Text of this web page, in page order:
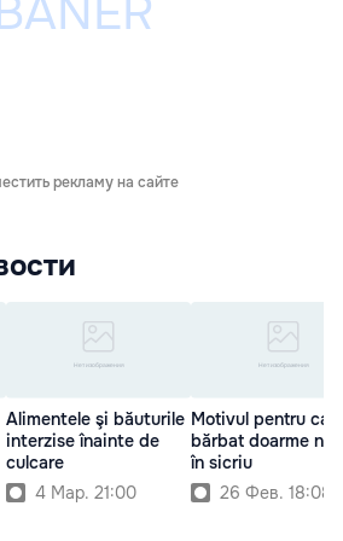
рекламу на сайте
Alimentele şi băuturile
interzise înainte de
culcare
4 Мар. 21:00
Motivul pentru
bărbat doarme
în sicriu
26 Фев. 18:08